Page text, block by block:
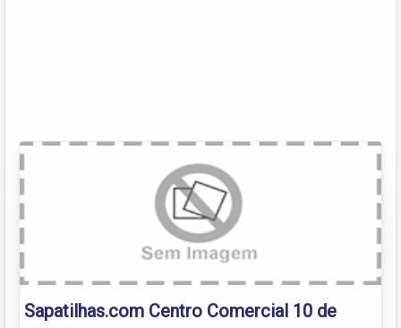
Sapatilhas.com Centro Comercial 10 de